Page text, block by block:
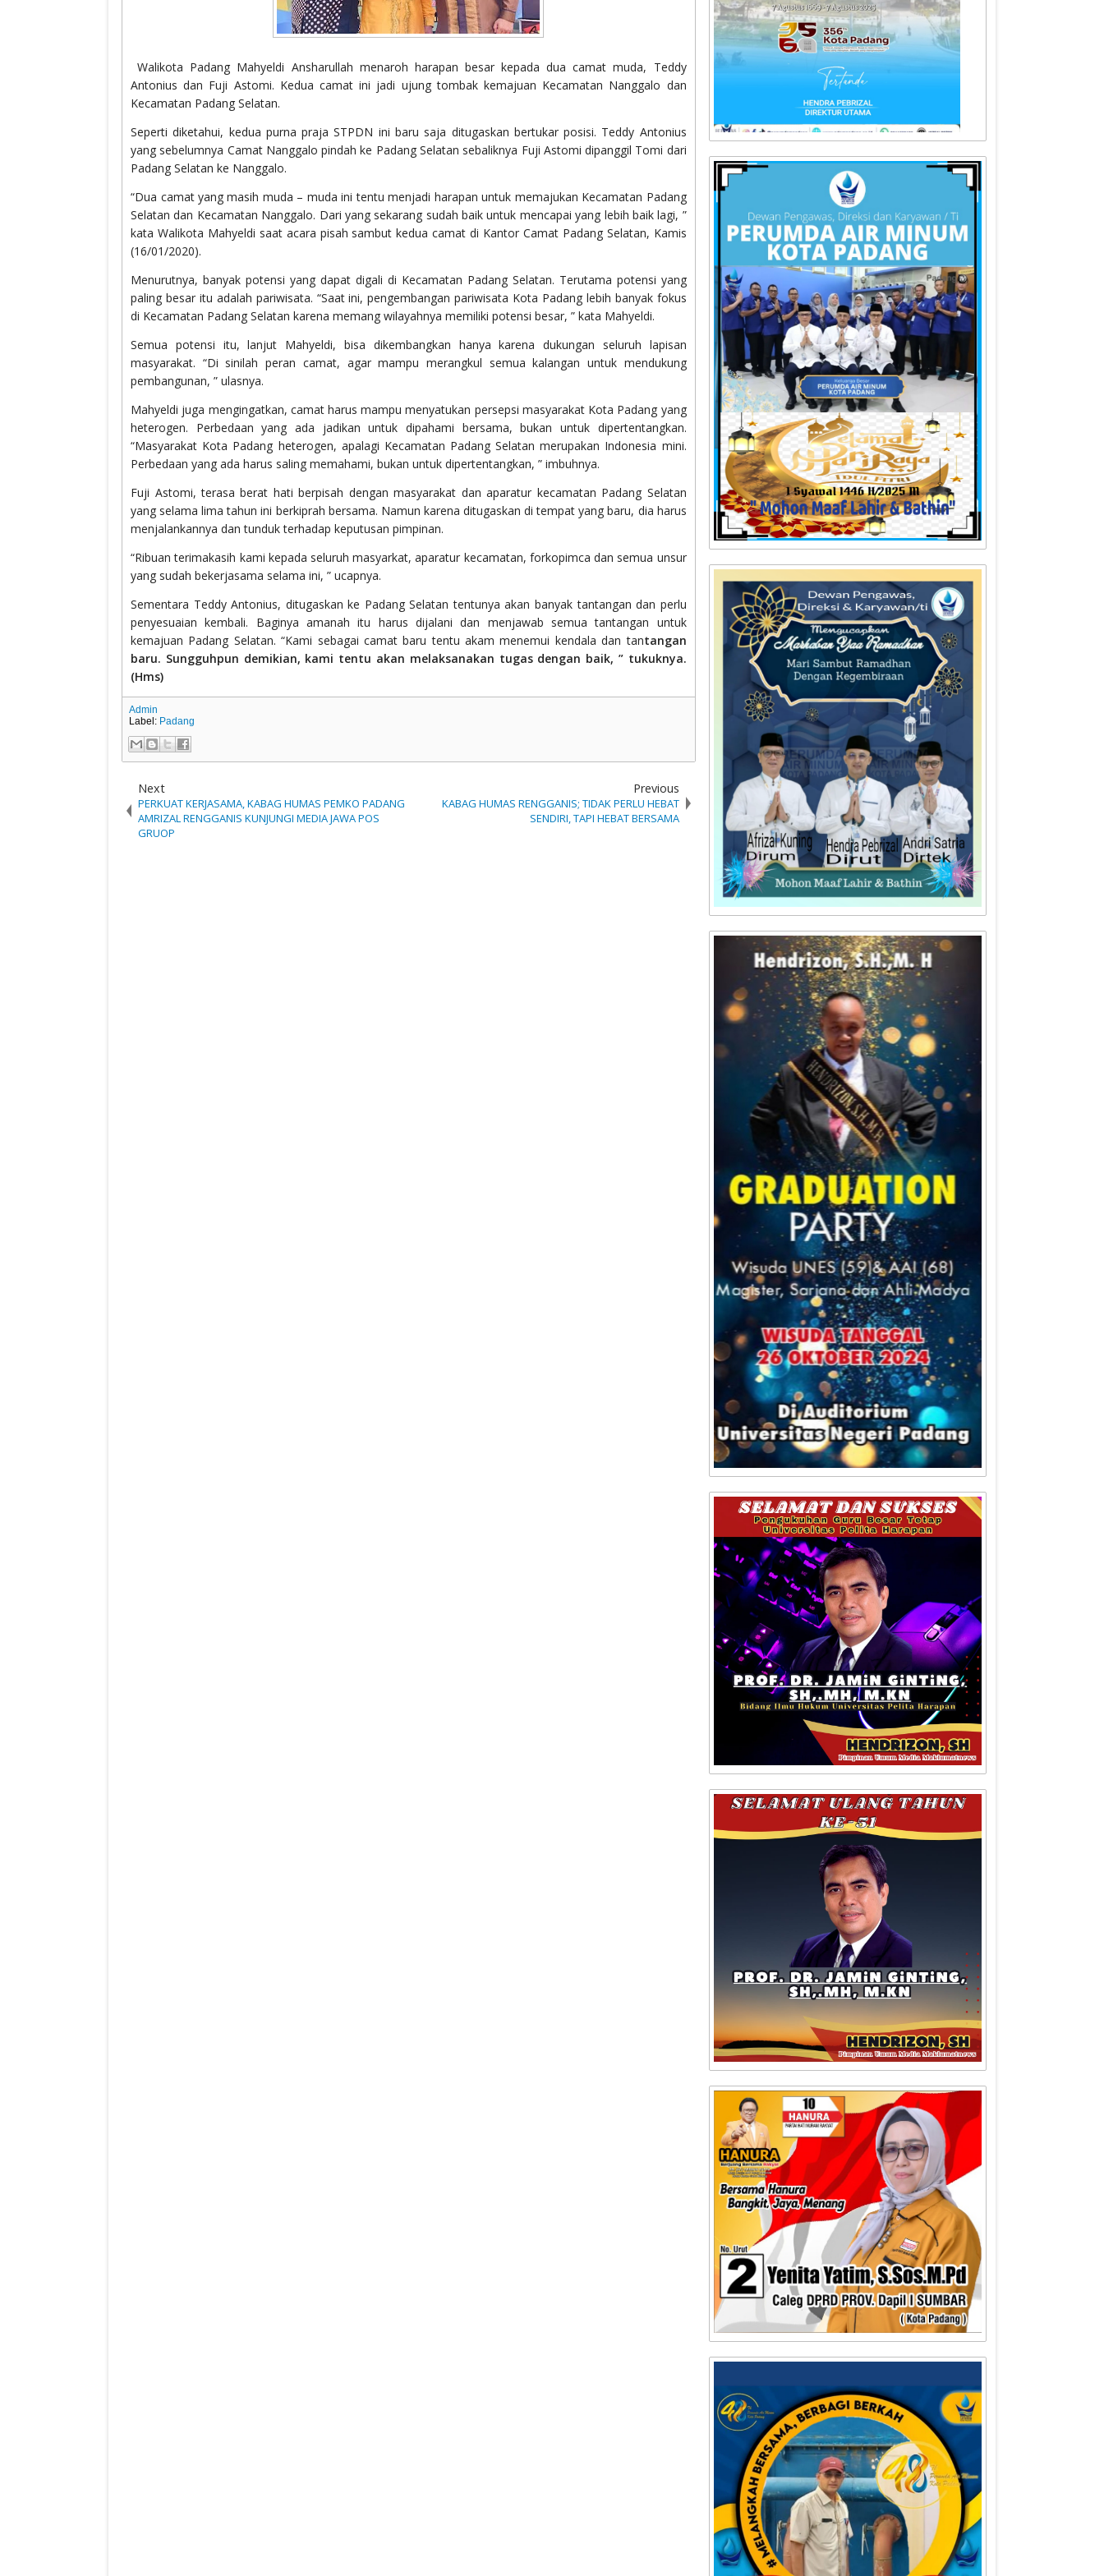
Walikota Padang Mahyeldi Ansharullah menaroh harapan besar kepada dua camat muda, Teddy
Antonius dan Fuji Astomi. Kedua camat ini jadi ujung tombak kemajuan Kecamatan Nanggalo dan
Kecamatan Padang Selatan.
Seperti diketahui, kedua purna praja STPDN ini baru saja ditugaskan bertukar posisi. Teddy Antonius
yang sebelumnya Camat Nanggalo pindah ke Padang Selatan sebaliknya Fuji Astomi dipanggil Tomi dari
Padang Selatan ke Nanggalo.
“Dua camat yang masih muda – muda ini tentu menjadi harapan untuk memajukan Kecamatan Padang
Selatan dan Kecamatan Nanggalo. Dari yang sekarang sudah baik untuk mencapai yang lebih baik lagi, ”
kata Walikota Mahyeldi saat acara pisah sambut kedua camat di Kantor Camat Padang Selatan, Kamis
(16/01/2020).
Menurutnya, banyak potensi yang dapat digali di Kecamatan Padang Selatan. Terutama potensi yang
paling besar itu adalah pariwisata. “Saat ini, pengembangan pariwisata Kota Padang lebih banyak fokus
di Kecamatan Padang Selatan karena memang wilayahnya memiliki potensi besar, ” kata Mahyeldi.
Semua potensi itu, lanjut Mahyeldi, bisa dikembangkan hanya karena dukungan seluruh lapisan
masyarakat. “Di sinilah peran camat, agar mampu merangkul semua kalangan untuk mendukung
pembangunan, ” ulasnya.
Mahyeldi juga mengingatkan, camat harus mampu menyatukan persepsi masyarakat Kota Padang yang
heterogen. Perbedaan yang ada jadikan untuk dipahami bersama, bukan untuk dipertentangkan.
“Masyarakat Kota Padang heterogen, apalagi Kecamatan Padang Selatan merupakan Indonesia mini.
Perbedaan yang ada harus saling memahami, bukan untuk dipertentangkan, ” imbuhnya.
Fuji Astomi, terasa berat hati berpisah dengan masyarakat dan aparatur kecamatan Padang Selatan
yang selama lima tahun ini berkiprah bersama. Namun karena ditugaskan di tempat yang baru, dia harus
menjalankannya dan tunduk terhadap keputusan pimpinan.
“Ribuan terimakasih kami kepada seluruh masyarkat, aparatur kecamatan, forkopimca dan semua unsur
yang sudah bekerjasama selama ini, ” ucapnya.
Sementara Teddy Antonius, ditugaskan ke Padang Selatan tentunya akan banyak tantangan dan perlu
penyesuaian kembali. Baginya amanah itu harus dijalani dan menjawab semua tantangan untuk
kemajuan Padang Selatan. “Kami sebagai camat baru tentu akam menemui kendala dan tantangan
baru. Sungguhpun demikian, kami tentu akan melaksanakan tugas dengan baik, ” tukuknya.
(Hms)
Admin
Label: Padang
Next
PERKUAT KERJASAMA, KABAG HUMAS PEMKO PADANG
AMRIZAL RENGGANIS KUNJUNGI MEDIA JAWA POS
GRUOP
Previous
KABAG HUMAS RENGGANIS; TIDAK PERLU HEBAT
SENDIRI, TAPI HEBAT BERSAMA